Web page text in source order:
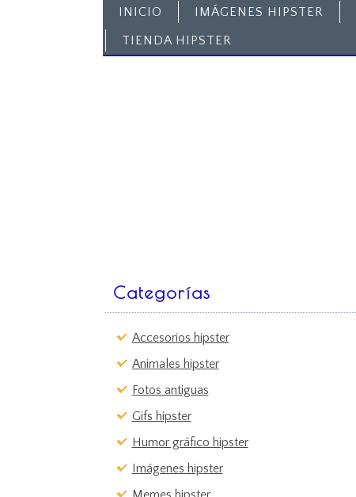
INICIO IMÁGENES HIPSTER
TIENDA HIPSTER
Categorías
Accesorios hipster
Animales hipster
Fotos antiguas
Gifs hipster
Humor gráfico hipster
Imágenes hipster